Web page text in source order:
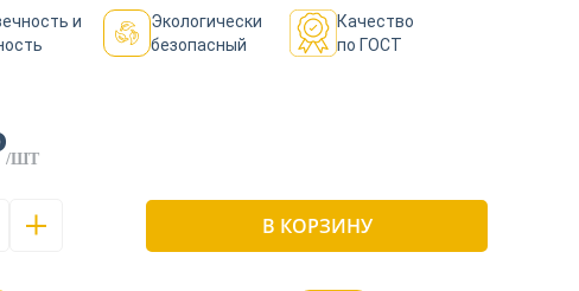
и
Экологически
безопасный
Качество
по ГОСТ
/ШТ
В КОРЗИНУ